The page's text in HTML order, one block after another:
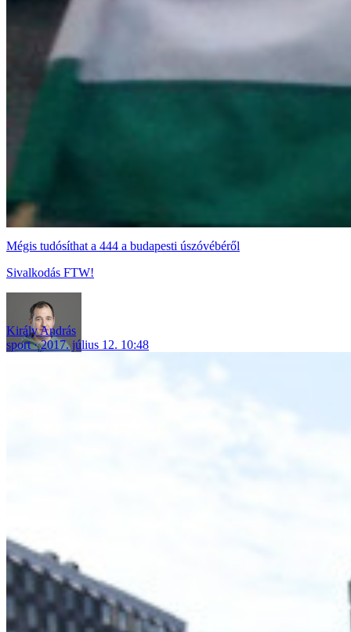
Mégis tudósíthat a 444 a budapesti úszóvébéről
Sivalkodás FTW!
Király András
sport
2017. július 12. 10:48